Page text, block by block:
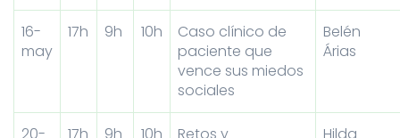
16-
may
17h 9h 10h
Caso clínico de
paciente que
vence sus miedos
sociales
Belén
Árias